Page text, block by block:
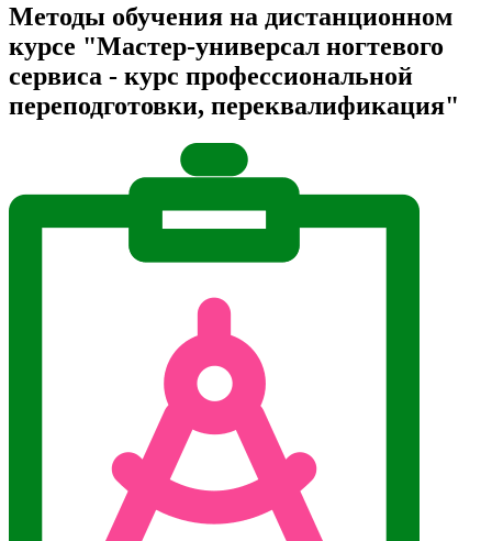
Методы обучения на дистанционном
курсе "Мастер-универсал ногтевого
сервиса - курс профессиональной
переподготовки, переквалификация"